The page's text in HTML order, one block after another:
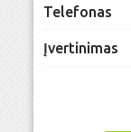
Telefonas
Įvertinimas